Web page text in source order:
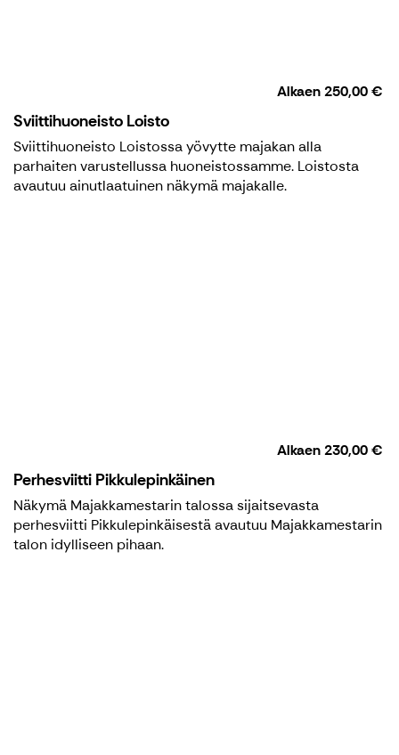
Alkaen250,00 €
Sviittihuoneisto Loisto
Sviittihuoneisto Loistossa yövytte majakan alla
parhaiten varustellussa huoneistossamme. Loistosta
avautuu ainutlaatuinen näkymä majakalle.
Alkaen230,00 €
Perhesviitti Pikkulepinkäinen
Näkymä Majakkamestarin talossa sijaitsevasta
perhesviitti Pikkulepinkäisestä avautuu Majakkamestarin
talon idylliseen pihaan.